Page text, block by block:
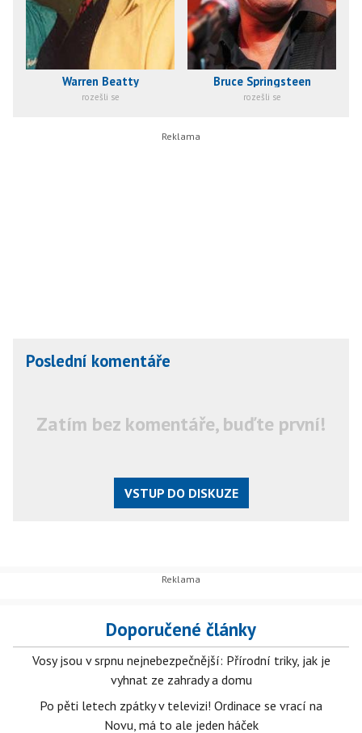
Warren Beatty
rozešli se
Bruce Springsteen
rozešli se
Poslední komentáře
Zatím bez komentáře, buďte první!
VSTUP DO DISKUZE
Doporučené články
Vosy jsou v srpnu nejnebezpečnější: Přírodní triky, jak je
vyhnat ze zahrady a domu
Po pěti letech zpátky v televizi! Ordinace se vrací na
Novu, má to ale jeden háček